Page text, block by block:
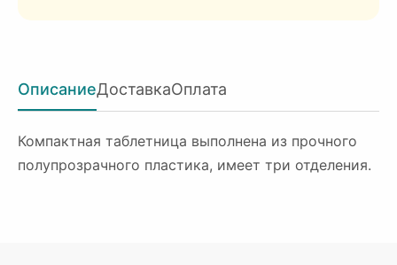
ОписаниеДоставкаОплата
Компактная таблетница выполнена из прочного
полупрозрачного пластика, имеет три отделения.